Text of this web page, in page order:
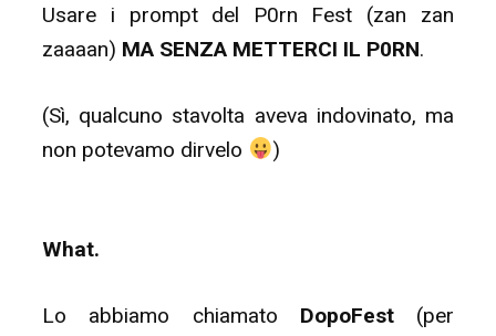
Usare i prompt del P0rn Fest (zan zan
zaaaan) MA SENZA METTERCI IL P0RN.
(Sì, qualcuno stavolta aveva indovinato, ma
non potevamo dirvelo
)
What.
Lo abbiamo chiamato DopoFest(per